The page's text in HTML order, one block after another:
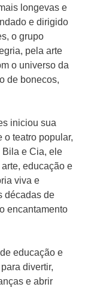
longevas e
e dirigido
o grupo
pela arte
o universo da
de bonecos,
iniciou sua
o teatro popular,
Bila e Cia, ele
educação e
viva e
décadas de
encantamento
educação e
divertir,
e abrir